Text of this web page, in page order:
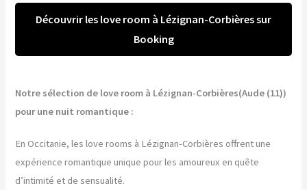
Découvrir les love room à Lézignan-Corbières sur
Booking
Notre sélection de love room à Lézignan-Corbières(Aude (11))
pour une nuit romantique :
En Occitanie, les love rooms à Lézignan-Corbières offrent une
expérience romantique unique pour les amoureux en quête
d’intimité et de sensualité.